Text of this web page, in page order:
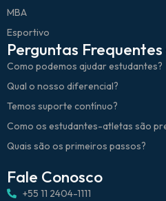
MBA
Esportivo
Perguntas
Como podemos ajudar estudantes?
Qual o nosso diferencial?
Temos suporte contínuo?
Como os estudantes-atletas são
Quais são os primeiros passos?
Fale Conosco
+55 11 2404-1111